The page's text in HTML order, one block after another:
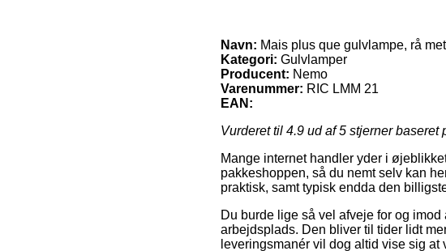
Navn: Mais plus que gulvlampe, rå
Kategori: Gulvlamper
Producent: Nemo
Varenummer: RIC LMM 21
EAN:
Vurderet til 4.9 ud af 5 stjerner baseret
Mange internet handler yder i
pakkeshoppen, så du nemt selv kan
praktisk, samt typisk endda den
Du burde lige så vel afveje for og
arbejdsplads. Den bliver til tider lidt
leveringsmanér vil dog altid vise sig